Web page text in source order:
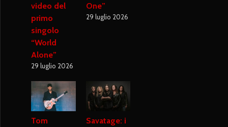
video del
primo
singolo
“World
Alone”
29 luglio 2026
One”
29 luglio 2026
Tom
Savatage: i